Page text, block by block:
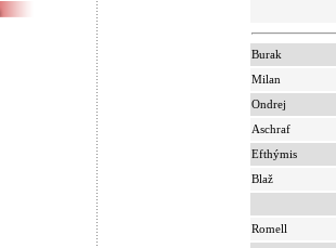
Burak
Milan
Ondrej
Aschraf
Efthýmis
Blaž
Romell